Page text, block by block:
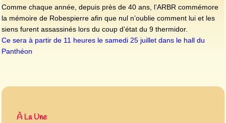
Comme chaque année, depuis près de 40 ans, l’ARBR commémore
la mémoire de Robespierre afin que nul n’oublie comment lui et les
siens furent assassinés lors du coup d’état du 9 thermidor.
Ce sera à partir de 11 heures le samedi 25 juillet dans le hall du
Panthéon
À La Une